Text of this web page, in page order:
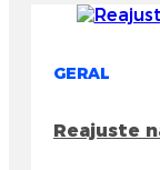
GERAL
Reajuste